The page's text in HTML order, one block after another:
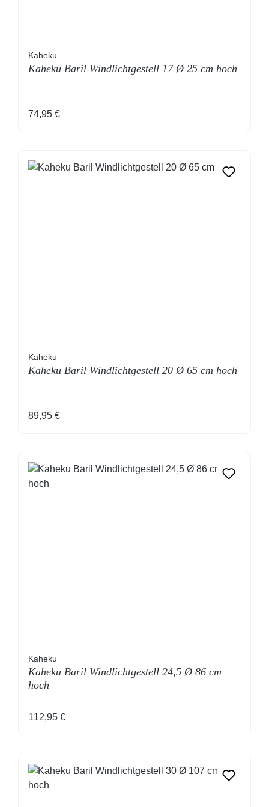
Kaheku
Kaheku Baril Windlichtgestell 17 Ø 25 cm hoch
Regulärer Preis:
74,95 €
Kaheku
Kaheku Baril Windlichtgestell 20 Ø 65 cm hoch
Regulärer Preis:
89,95 €
Kaheku
Kaheku Baril Windlichtgestell 24,5 Ø 86 cm
hoch
Regulärer Preis:
112,95 €